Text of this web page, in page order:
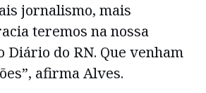
jornalismo, mais
teremos na nossa
Diário do RN. Que venham
afirma Alves.